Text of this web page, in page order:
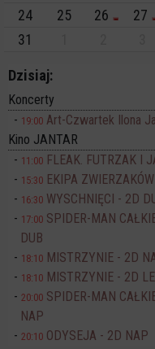
24
25 26 27
31
Dzisiaj:
Koncerty
19:00 Art-Czwartek Ilona
Kino JANTAR
11:00 FLEAK. FUTRZAK I
15:30 EKIPA
16:30 WYSCHNIĘCI - 2D
17:00 SPIDER-MAN
DUB
18:10 MISTRZYNIE - 2D
18:10 MISTRZYNIE - 2D
20:00 SPIDER-MAN
NAP
20:10 ODYSEJA - 2D NAP